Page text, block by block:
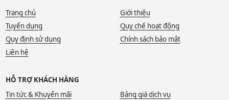
Trang chủ
Giới thiệu
Tuyển dụng
Quy chế hoạt động
Quy định sử dụng
Chính sách bảo mật
Liên hệ
HỖ TRỢ KHÁCH HÀNG
Tin tức & Khuyến mãi
Bảng giá dịch vụ